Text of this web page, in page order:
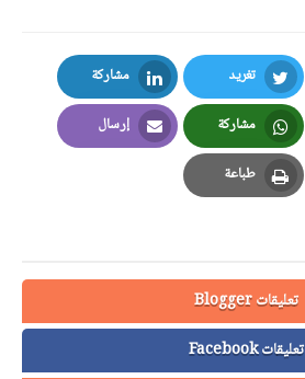
تغريد
Twitter
مشاركة
LinkedIn
مشاركة
Whatsapp
إرسال
Email
طباعة
Print
تعليقات Blogger
تعليقات Facebook